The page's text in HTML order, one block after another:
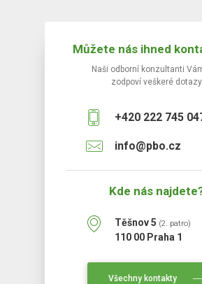
Můžete nás ihned
Naši odborní konzultanti
zodpoví veškeré dotazy
+420 222 745
info@pbo.cz
Kde nás
Těšnov 5 (2. patro)
110 00 Praha 1
Všechny kontakty